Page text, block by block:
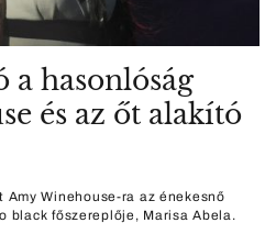
a hasonlóság
és az őt alakító
Winehouse-ra az énekesnő
black főszereplője, Marisa Abela.